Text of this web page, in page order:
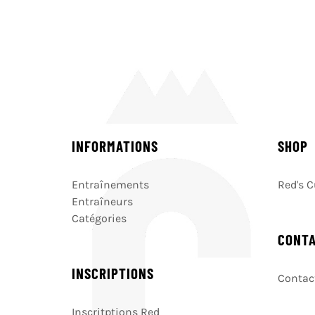
INFORMATIONS
Entraînements
Entraîneurs
Catégories
INSCRIPTIONS
Inscritptions Red
SHOP
Red's